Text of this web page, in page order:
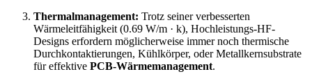
Thermalmanagement: Trotz seiner verbesserten
Wärmeleitfähigkeit (0.69 W/m · k), Hochleistungs-HF-
Designs erfordern möglicherweise immer noch thermische
Durchkontaktierungen, Kühlkörper, oder Metallkernsubstrate
für effektive PCB-Wärmemanagement.